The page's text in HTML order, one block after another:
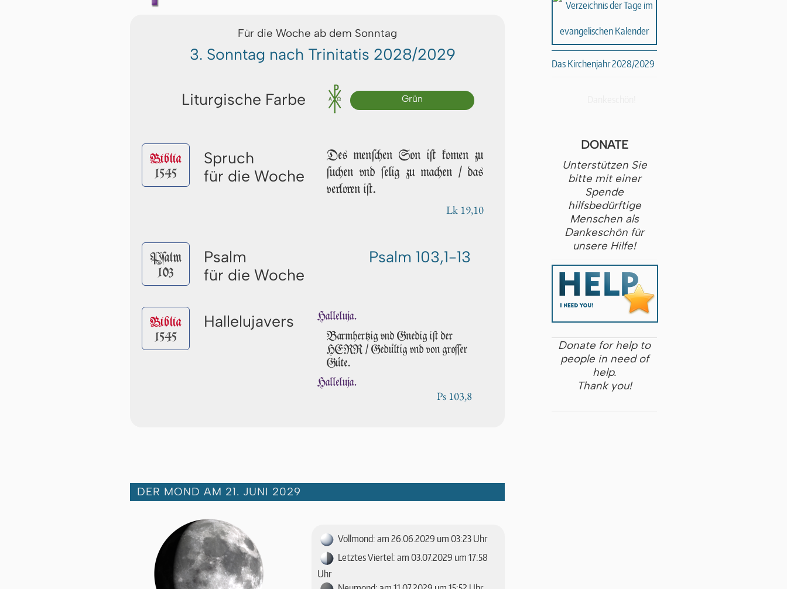
Für die Woche ab dem Sonntag
3. Sonntag nach Trinitatis 2028/2029
Liturgische Farbe Grün
Biblia
1545
Spruch
für die Woche
Des men­ſchen Son iſt ko­men zu
ſu­chen vnd ſe­lig zu machen / das
verloren iſt.
Lk 19,10
Pſalm
103
Psalm
für die Woche
Psalm 103,1-13
Biblia
1545
Hallelujavers
Halleluja.
Barmhertzig vnd Gnedig iſt der
HERR / Gedültig vnd von groſ­ſer
Güte.
Halleluja.
Ps 103,8
DER MOND AM 21. JUNI 2029
Vollmond: am 26.06.2029 um 03:23 Uhr
Letztes Viertel: am 03.07.2029 um 17:58
Uhr
Das Kirchenjahr 2028/2029
DONATE
Unterstützen Sie
bitte mit einer
Spende
hilfsbedürftige
Menschen als
Dankeschön für
unsere Hilfe!
Donate for help to
people in need of
help.
Thank you!